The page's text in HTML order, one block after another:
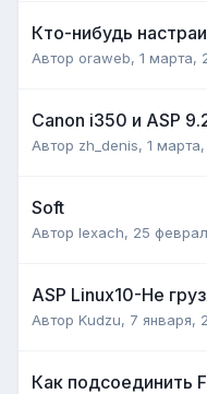
Кто-нибудь
Автор oraweb, 1 марта,
Canon i350 и ASP
Автор zh_denis, 1
Soft
Автор lexach, 25
ASP Linux10-Не
Автор Kudzu, 7 января,
Как подсоединить